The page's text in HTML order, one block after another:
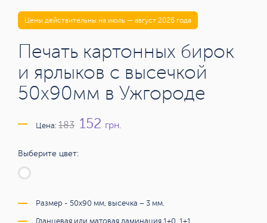
Цены действительны на июль — август 2026 года
Печать картонных бирок
и ярлыков c высечкой
50х90мм в Ужгороде
Цена: 183 152 грн.
Выберите цвет:
Размер - 50х90 мм, высечка – 3 мм.
Гланцевая или матовая ламинация 1+0, 1+1.